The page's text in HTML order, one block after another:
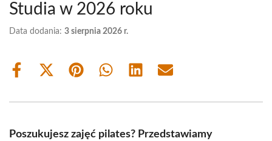
Studia w 2026 roku
Data dodania: 3 sierpnia 2026 r.
Share
Share
(Twitter)
Share Share Share Share
Poszukujesz zajęć pilates? Przedstawiamy